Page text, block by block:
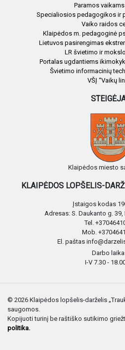
Paramos
Specialiosios pedagogikos ir
Vaiko raidos
Klaipėdos m. pedagoginė
Lietuvos pasirengimas
LR švietimo ir
Portalas ugdantiems
Švietimo informacinių
VŠĮ “Vaikų
Klaipėdos miesto
KLAIPĖDOS LOPŠELIS-
Įstaigos kodas
Adresas: S. Daukanto g. 39,
Tel.
Mob.
El. paštas
Darbo
I-V 7.30 -
© 2026 Klaipėdos lopšelis-darželis
saugomos.
Kopijuoti turinį be raštiško sutikimo
politika.